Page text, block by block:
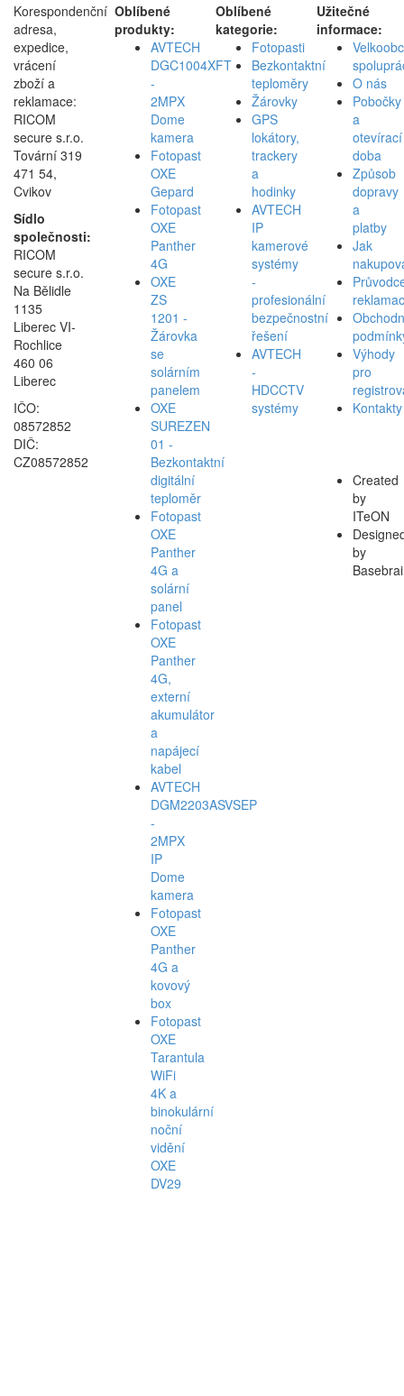
Korespondenční
adresa,
expedice,
vrácení
zboží a
reklamace:
RICOM
secure s.r.o.
Tovární 319
471 54,
Cvikov
Sídlo
společnosti:
RICOM
secure s.r.o.
Na Bělidle
1135
Liberec VI-
Rochlice
460 06
Liberec
IČO:
08572852
DIČ:
CZ08572852
Oblíbené
produkty:
AVTECH
DGC1004XFT
-
2MPX
Dome
kamera
Fotopast
OXE
Gepard
Fotopast
OXE
Panther
4G
OXE
ZS
1201 -
Žárovka
se
solárním
panelem
OXE
SUREZEN
01 -
Bezkontaktní
digitální
teploměr
Fotopast
OXE
Panther
4G a
solární
panel
Fotopast
OXE
Panther
4G,
externí
akumulátor
a
napájecí
kabel
AVTECH
DGM2203ASVSEP
-
2MPX
IP
Dome
kamera
Fotopast
OXE
Panther
4G a
kovový
box
Fotopast
OXE
Tarantula
WiFi
4K a
binokulární
noční
vidění
OXE
DV29
Oblíbené
kategorie:
Fotopasti
Bezkontaktní
teploměry
Žárovky
GPS
lokátory,
trackery
a
hodinky
AVTECH
IP
kamerové
systémy
-
profesionální
bezpečnostní
řešení
AVTECH
-
HDCCTV
systémy
Užitečné
informace:
O nás
Pobočky
a
otevírací
doba
Způsob
dopravy
a
platby
Jak
Výhody
pro
Kontakty
Created
by
ITeON
by